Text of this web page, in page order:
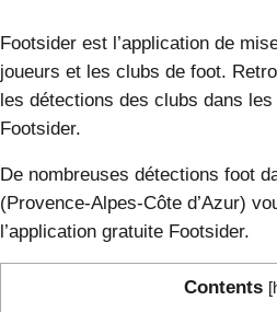
Footsider est l’application de
joueurs et les clubs de foot.
les détections des clubs dans
Footsider.
De nombreuses détections foot
(Provence-Alpes-Côte d’Azur)
l’application gratuite Footsider.
Contents [